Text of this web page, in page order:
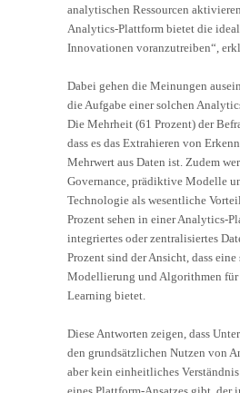
analytischen Ressourcen
Analytics-Plattform bietet die
Innovationen voranzutreiben“,
Dabei gehen die Meinungen
die Aufgabe einer solchen
Die Mehrheit (61 Prozent) der
dass es das Extrahieren von
Mehrwert aus Daten ist. Zudem
Governance, prädiktive Modelle
Technologie als wesentliche
Prozent sehen in einer Analytics-
integriertes oder zentralisiertes
Prozent sind der Ansicht, dass
Modellierung und Algorithmen
Learning bietet.
Diese Antworten zeigen, dass
den grundsätzlichen Nutzen von
aber kein einheitliches